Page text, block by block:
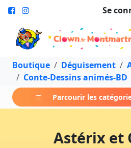
Se
Boutique Déguisement
Conte-Dessins animés-BD
Parcourir les
Astérix et